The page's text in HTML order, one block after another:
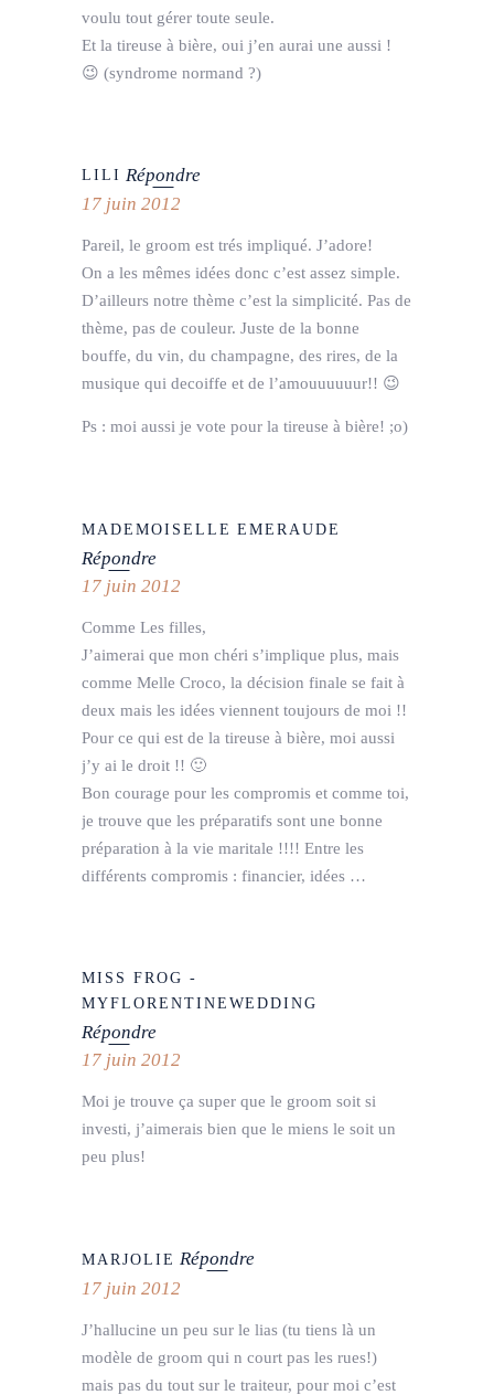
voulu tout gérer toute seule.
Et la tireuse à bière, oui j’en aurai une aussi !
😉 (syndrome normand ?)
LILI Répondre
17 juin 2012
Pareil, le groom est trés impliqué. J’adore!
On a les mêmes idées donc c’est assez simple.
D’ailleurs notre thème c’est la simplicité. Pas de
thème, pas de couleur. Juste de la bonne
bouffe, du vin, du champagne, des rires, de la
musique qui decoiffe et de l’amouuuuuur!! 😉
Ps : moi aussi je vote pour la tireuse à bière! ;o)
MADEMOISELLE EMERAUDE
Répondre
17 juin 2012
Comme Les filles,
J’aimerai que mon chéri s’implique plus, mais
comme Melle Croco, la décision finale se fait à
deux mais les idées viennent toujours de moi !!
Pour ce qui est de la tireuse à bière, moi aussi
j’y ai le droit !! 🙂
Bon courage pour les compromis et comme toi,
je trouve que les préparatifs sont une bonne
préparation à la vie maritale !!!! Entre les
différents compromis : financier, idées …
MISS FROG -
MYFLORENTINEWEDDING
Répondre
17 juin 2012
Moi je trouve ça super que le groom soit si
investi, j’aimerais bien que le miens le soit un
peu plus!
MARJOLIE Répondre
17 juin 2012
J’hallucine un peu sur le lias (tu tiens là un
modèle de groom qui n court pas les rues!)
mais pas du tout sur le traiteur, pour moi c’est